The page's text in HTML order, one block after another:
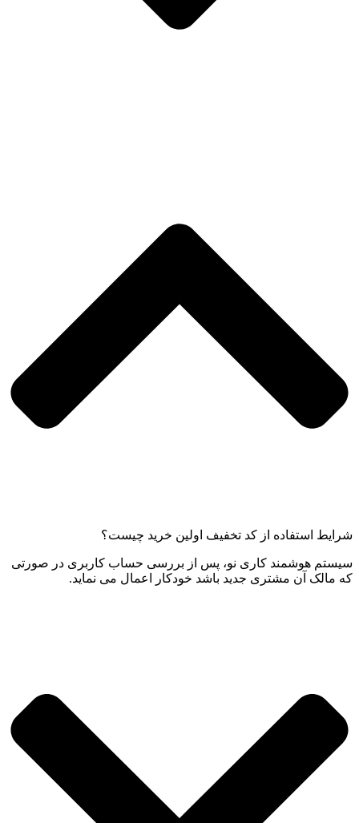
شرایط استفاده از کد تخفیف اولین خرید چیست؟
سیستم هوشمند کاری نو، پس از بررسی حساب کاربری در صورتی
که مالک آن مشتری جدید باشد خودکار اعمال می نماید.